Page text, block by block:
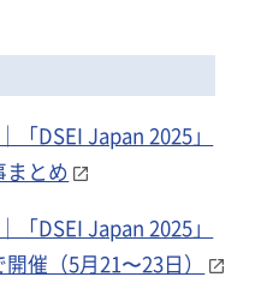
DSEI Japan 2025」
まとめ
DSEI Japan 2025」
催（5月21〜23日）